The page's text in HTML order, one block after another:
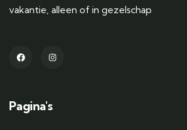
vakantie, alleen of in gezelschap
Pagina's